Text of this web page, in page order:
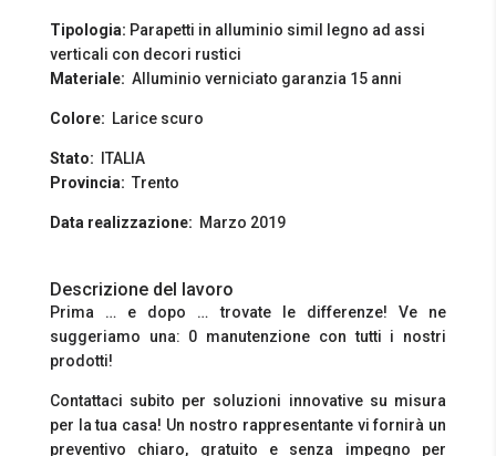
Tipologia: Parapetti in alluminio simil legno ad assi
verticali con decori rustici
Materiale: Alluminio verniciato garanzia 15 anni
Colore: Larice scuro
Stato:
ITALIA
Provincia: Trento
Data realizzazione: Marzo 2019
Descrizione del lavoro
Prima … e dopo … trovate le differenze! Ve ne
suggeriamo una: 0 manutenzione con tutti i nostri
prodotti!
Contattaci subito per soluzioni innovative su misura
per la tua casa! Un nostro rappresentante vi fornirà un
preventivo chiaro, gratuito e senza impegno per